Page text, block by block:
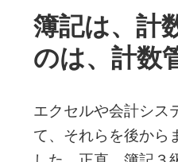
簿記は、計
のは、計数
エクセルや会計シス
て、それらを後から